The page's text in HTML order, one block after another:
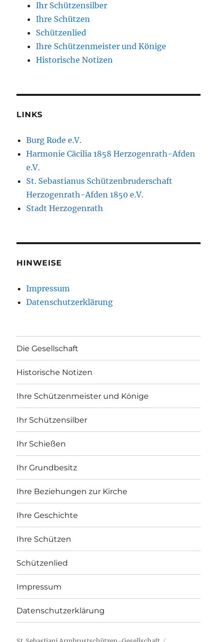
Ihr Schützensilber
Ihre Schützen
Schützenlied
Ihre Schützenmeister und Könige
Historische Notizen
LINKS
Burg Rode e.V.
Harmonie Cäcilia 1858 Herzogenrath-Afden
e.V.
St. Sebastianus Schützenbruderschaft
Herzogenrath-Afden 1850 e.V.
Stadt Herzogenrath
HINWEISE
Impressum
Datenschutzerklärung
Die Gesellschaft
Historische Notizen
Ihre Schützenmeister und Könige
Ihr Schützensilber
Ihr Schießen
Ihr Grundbesitz
Ihre Beziehungen zur Kirche
Ihre Geschichte
Ihre Schützen
Schützenlied
Impressum
Datenschutzerklärung